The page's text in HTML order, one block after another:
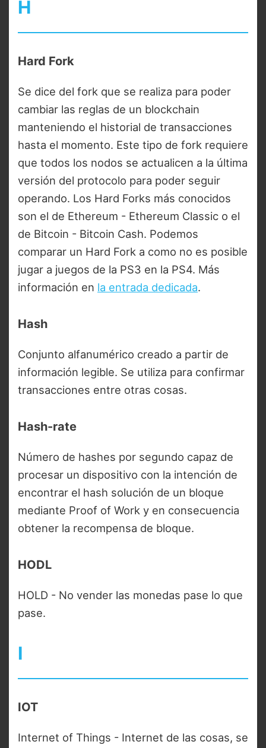
H
Hard Fork
Se dice del fork que se realiza para poder
cambiar las reglas de un blockchain
manteniendo el historial de transacciones
hasta el momento. Este tipo de fork requiere
que todos los nodos se actualicen a la última
versión del protocolo para poder seguir
operando. Los Hard Forks más conocidos
son el de Ethereum - Ethereum Classic o el
de Bitcoin - Bitcoin Cash. Podemos
comparar un Hard Fork a como no es posible
jugar a juegos de la PS3 en la PS4. Más
información en la entrada dedicada.
Hash
Conjunto alfanumérico creado a partir de
información legible. Se utiliza para confirmar
transacciones entre otras cosas.
Hash-rate
Número de hashes por segundo capaz de
procesar un dispositivo con la intención de
encontrar el hash solución de un bloque
mediante Proof of Work y en consecuencia
obtener la recompensa de bloque.
HODL
HOLD - No vender las monedas pase lo que
pase.
I
IOT
Internet of Things - Internet de las cosas, se